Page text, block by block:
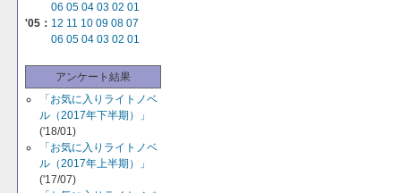
06 05 04 03 02 01
'05： 12 11 10 09 08 07
06 05 04 03 02 01
アンケート結果
「お気に入りライトノベ
ル（2017年下半期）」
('18/01)
「お気に入りライトノベ
ル（2017年上半期）」
('17/07)